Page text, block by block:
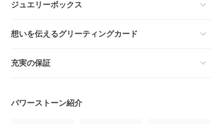
ジュエリーボックス
想いを伝えるグリーティングカード
充実の保証
パワーストーン紹介